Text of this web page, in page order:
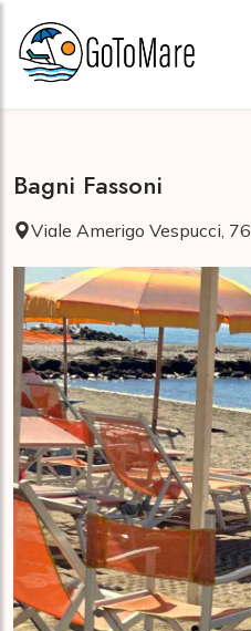
Bagni Fassoni
Viale Amerigo Vespucci, 76